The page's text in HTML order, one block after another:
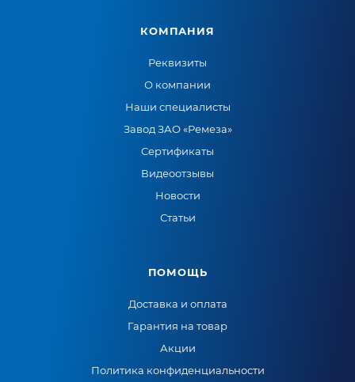
КОМПАНИЯ
Реквизиты
О компании
Наши специалисты
Завод ЗАО «Ремеза»
Сертификаты
Видеоотзывы
Новости
Статьи
ПОМОЩЬ
Доставка и оплата
Гарантия на товар
Акции
Политика конфиденциальности